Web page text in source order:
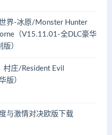
界-冰原/Monster Hunter
（V15.11.01-全DLC豪华
）
村庄/Resident Evil
版）
与激情对决欧版下载